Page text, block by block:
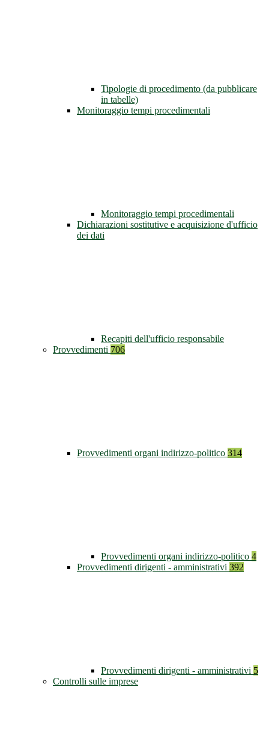
Tipologie di procedimento (da pubblicare
in tabelle)
Monitoraggio tempi procedimentali
Monitoraggio tempi procedimentali
Dichiarazioni sostitutive e acquisizione d'ufficio
dei dati
Recapiti dell'ufficio responsabile
Provvedimenti 706
Provvedimenti organi indirizzo-politico 314
Provvedimenti organi indirizzo-politico 4
Provvedimenti dirigenti - amministrativi 392
Provvedimenti dirigenti - amministrativi 5
Controlli sulle imprese